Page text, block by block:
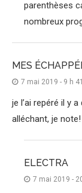
parenthèses
nombreux
MES
7 mai 2019 - 9 h
je l’ai repéré il y
alléchant, je note!
ELECTRA
7 mai 2019 -